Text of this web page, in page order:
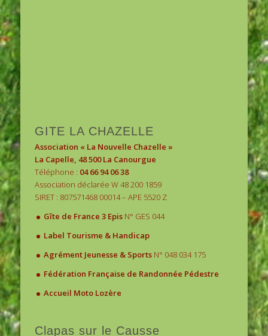
GITE LA CHAZELLE
Association « La Nouvelle Chazelle »
La Capelle, 48 500 La Canourgue
Téléphone : 04 66 94 06 38
Association déclarée W 48 200 1859
SIRET : 807571468 00014 – APE 5520 Z
. Gîte de France 3 Epis N° GES 044
. Label Tourisme & Handicap
. Agrément Jeunesse & Sports N° 048 034 175
. Fédération Française de Randonnée Pédestre
. Accueil Moto Lozère
Clapas sur le Causse